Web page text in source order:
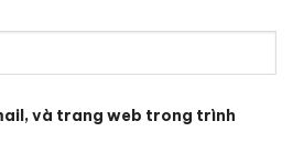
và trang web trong trình